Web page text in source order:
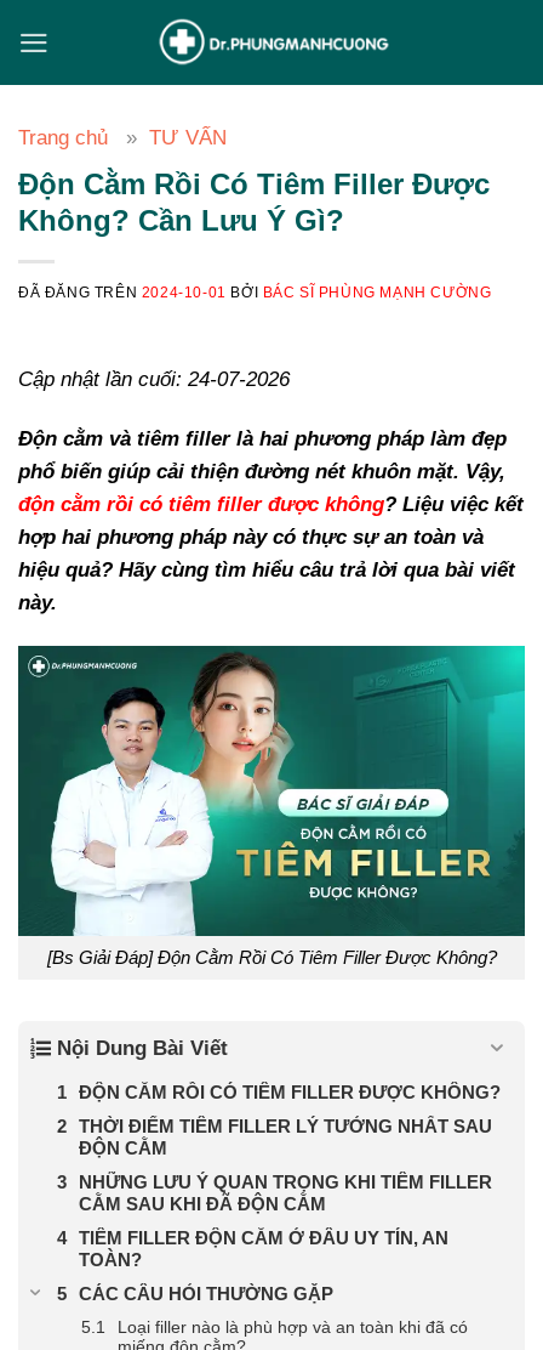
đến
nội
Trang chủ
TƯ VẤN
Độn Cằm Rồi Có Tiêm Filler Được
Không? Cần Lưu Ý Gì?
ĐÃ ĐĂNG TRÊN 2024-10-01 BỞI BÁC SĨ PHÙNG MẠNH CƯỜNG
Cập nhật lần cuối: 24-07-2026
Độn cằm và tiêm filler là hai phương pháp làm đẹp
phổ biến giúp cải thiện đường nét khuôn mặt. Vậy,
độn cằm rồi có tiêm filler được không? Liệu việc kết
hợp hai phương pháp này có thực sự an toàn và
hiệu quả? Hãy cùng tìm hiểu câu trả lời qua bài viết
này.
[Bs Giải Đáp] Độn Cằm Rồi Có Tiêm Filler Được Không?
Nội Dung Bài Viết
ĐỘN CẰM RỒI CÓ TIÊM FILLER ĐƯỢC KHÔNG?
THỜI ĐIỂM TIÊM FILLER LÝ TƯỞNG NHẤT SAU
ĐỘN CẰM
NHỮNG LƯU Ý QUAN TRỌNG KHI TIÊM FILLER
CẰM SAU KHI ĐÃ ĐỘN CẰM
TIÊM FILLER ĐỘN CẰM Ở ĐÂU UY TÍN, AN
TOÀN?
CÁC CÂU HỎI THƯỜNG GẶP
Loại filler nào là phù hợp và an toàn khi đã có